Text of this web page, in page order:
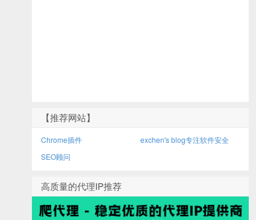
【推荐网站】
Chrome插件
exchen's blog专注软件安全
SEO顾问
高质量的代理IP推荐